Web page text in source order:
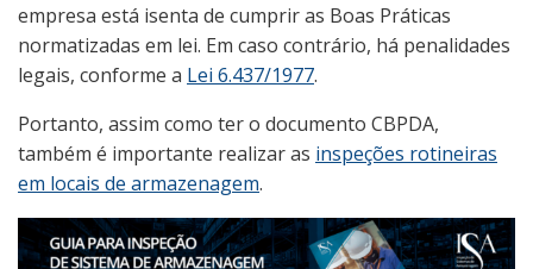
empresa está isenta de cumprir as Boas Práticas
normatizadas em lei. Em caso contrário, há penalidades
legais, conforme a Lei 6.437/1977.
Portanto, assim como ter o documento CBPDA,
também é importante realizar as inspeções rotineiras
em locais de armazenagem.